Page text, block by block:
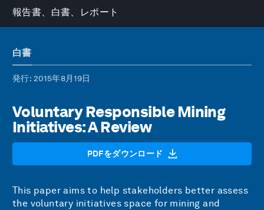
報告書、白書、レポート
白書
発行: 2015年8月19日
Voluntary Responsible Mining
Initiatives: A Review
PDFをダウンロード
This paper aims to help stakeholders better assess
the voluntary initiatives space for mining and